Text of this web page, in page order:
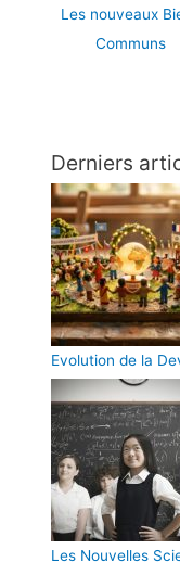
Les nouveaux
Communs
Derniers
Evolution de la
Les Nouvelles